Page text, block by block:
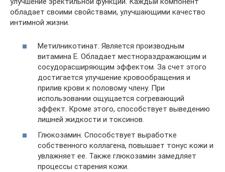
обладает своими свойствами, улучшающими качество
интимной жизни.
Метилникотинат. Является производным
витамина Е. Обладает местнораздражающим и
сосудорасширяющим эффектом. За счет этого
достигается улучшение кровообращения и
прилив крови к половому члену. При
использовании ощущается согревающий
эффект. Кроме этого, способствует выведению
лишней жидкости и токсинов.
Глюкозамин. Способствует выработке
собственного коллагена, повышает тонус кожи и
увлажняет ее. Также глюкозамин замедляет
процессы старения кожи.